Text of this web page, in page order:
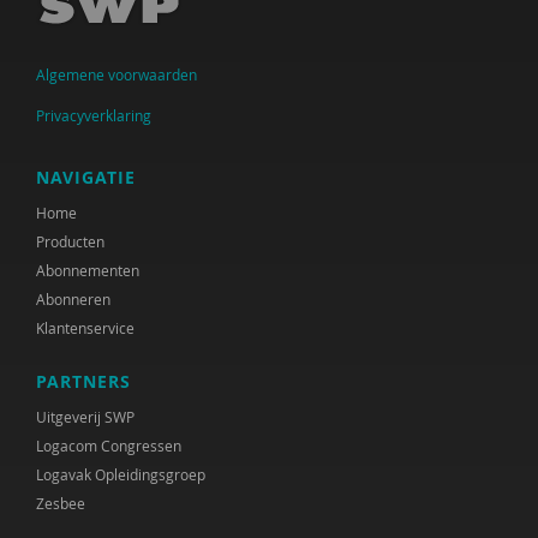
Algemene voorwaarden
Privacyverklaring
NAVIGATIE
Home
Producten
Abonnementen
Abonneren
Klantenservice
PARTNERS
Uitgeverij SWP
Logacom Congressen
Logavak Opleidingsgroep
Zesbee